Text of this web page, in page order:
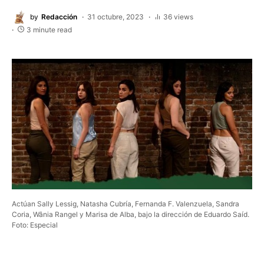
by Redacción 31 octubre, 2023
36 views
3 minute read
Actúan Sally Lessig, Natasha Cubría, Fernanda F. Valenzuela, Sandra
Coria, Wânia Rangel y Marisa de Alba, bajo la dirección de Eduardo Saíd.
Foto: Especial